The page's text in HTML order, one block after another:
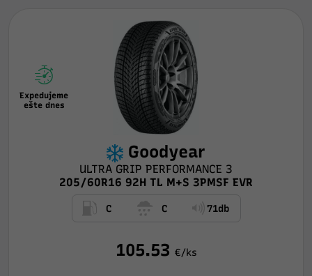
Expedujeme
ešte dnes
Goodyear
ULTRA GRIP PERFORMANCE 3
205/60R16 92H TL M+S 3PMSF EVR
C C 71db
105.53 €/ks